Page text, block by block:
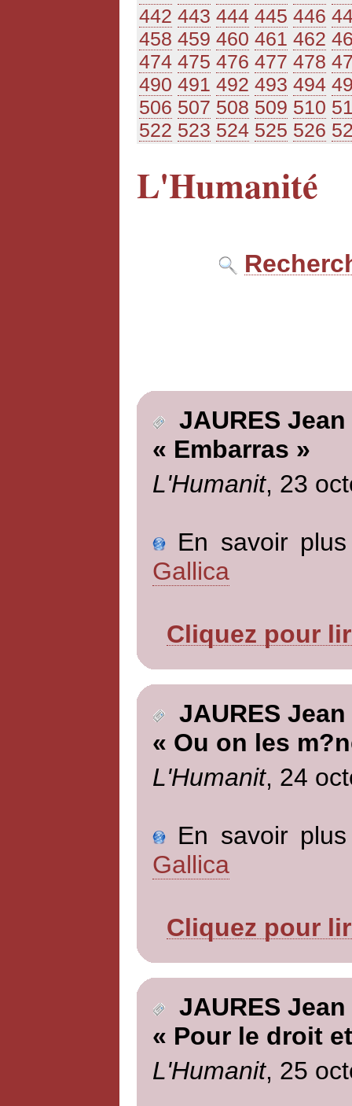
442 443 444 445 446
458 459 460 461 462
474 475 476 477 478
490 491 492 493 494
506 507 508 509 510
522 523 524 525 526
L'Humanité
JAURES Jean
« Embarras »
L'Humanit, 23
En savoir
Gallica
Cliquez pour
JAURES Jean
« Ou on les
L'Humanit, 24
En savoir
Gallica
Cliquez pour
JAURES Jean
« Pour le droit
L'Humanit, 25